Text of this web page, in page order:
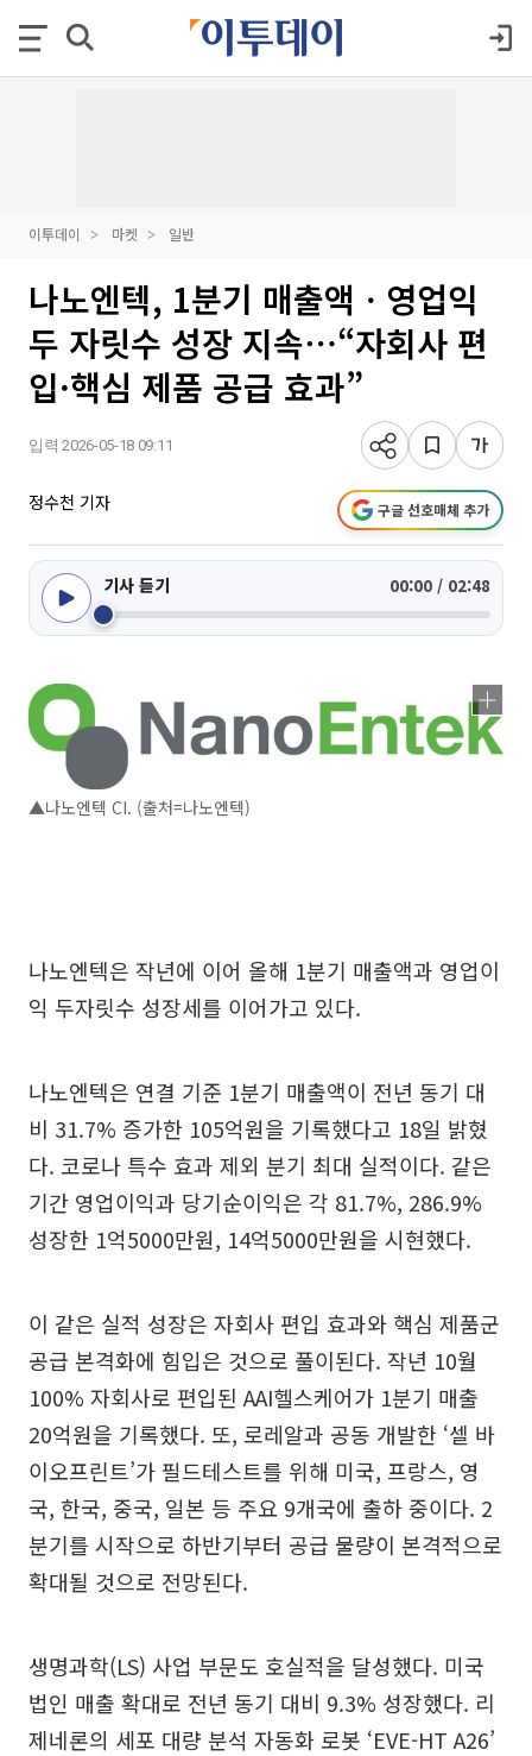
이투데이 마켓 일반
나노엔텍, 1분기 매출액ㆍ영업익
두 자릿수 성장 지속⋯“자회사 편
입·핵심 제품 공급 효과”
입력 2026-05-18 09:11
정수천 기자 구글 선호매체 추가
기사 듣기 00:00 / 02:48
▲나노엔텍 CI. (출처=나노엔텍)
나노엔텍은 작년에 이어 올해 1분기 매출액과 영업이
익 두자릿수 성장세를 이어가고 있다.
나노엔텍은 연결 기준 1분기 매출액이 전년 동기 대
비 31.7% 증가한 105억원을 기록했다고 18일 밝혔
다. 코로나 특수 효과 제외 분기 최대 실적이다. 같은
기간 영업이익과 당기순이익은 각 81.7%, 286.9%
성장한 1억5000만원, 14억5000만원을 시현했다.
이 같은 실적 성장은 자회사 편입 효과와 핵심 제품군
공급 본격화에 힘입은 것으로 풀이된다. 작년 10월
100% 자회사로 편입된 AAI헬스케어가 1분기 매출
20억원을 기록했다. 또, 로레알과 공동 개발한 ‘셀 바
이오프린트’가 필드테스트를 위해 미국, 프랑스, 영
국, 한국, 중국, 일본 등 주요 9개국에 출하 중이다. 2
분기를 시작으로 하반기부터 공급 물량이 본격적으로
확대될 것으로 전망된다.
생명과학(LS) 사업 부문도 호실적을 달성했다. 미국
법인 매출 확대로 전년 동기 대비 9.3% 성장했다. 리
제네론의 세포 대량 분석 자동화 로봇 ‘EVE-HT A26’